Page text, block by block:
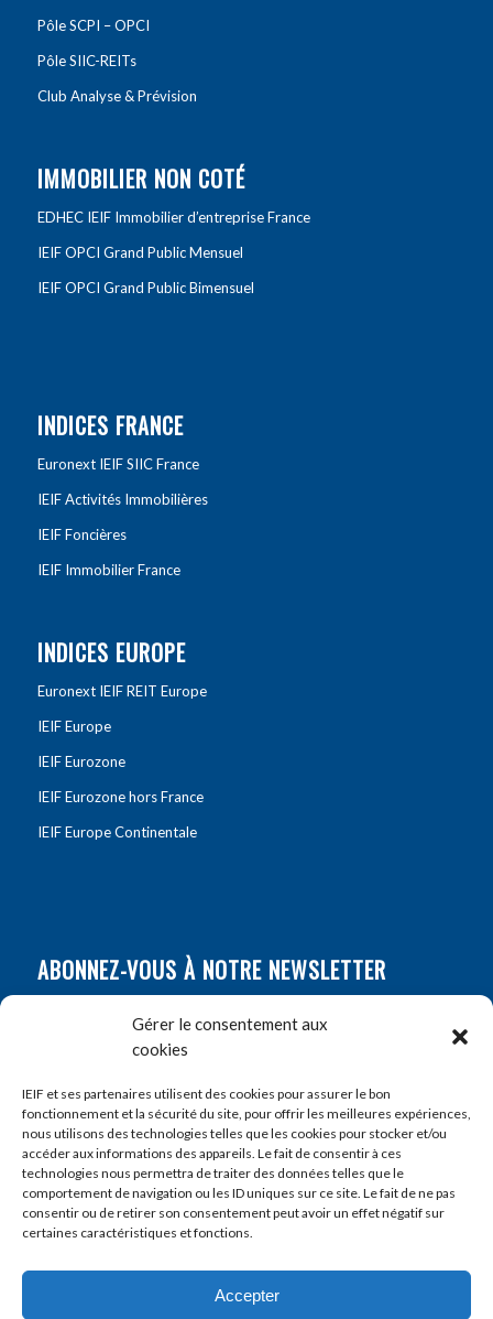
Gérer le consentement aux
cookies
IEIF et ses partenaires utilisent des cookies pour assurer le bon
fonctionnement et la sécurité du site, pour offrir les meilleures expériences,
nous utilisons des technologies telles que les cookies pour stocker et/ou
accéder aux informations des appareils. Le fait de consentir à ces
technologies nous permettra de traiter des données telles que le
comportement de navigation ou les ID uniques sur ce site. Le fait de ne pas
consentir ou de retirer son consentement peut avoir un effet négatif sur
certaines caractéristiques et fonctions.
Accepter
Pôle SCPI – OPCI
Pôle SIIC-REITs
Club Analyse & Prévision
IMMOBILIER NON COTÉ
EDHEC IEIF Immobilier d’entreprise France
IEIF OPCI Grand Public Mensuel
IEIF OPCI Grand Public Bimensuel
INDICES FRANCE
Euronext IEIF SIIC France
IEIF Activités Immobilières
IEIF Foncières
IEIF Immobilier France
INDICES EUROPE
Euronext IEIF REIT Europe
IEIF Europe
IEIF Eurozone
IEIF Eurozone hors France
IEIF Europe Continentale
ABONNEZ-VOUS À NOTRE NEWSLETTER
Prénom*
E-mail*